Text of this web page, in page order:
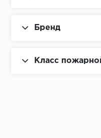
Бренд
Класс